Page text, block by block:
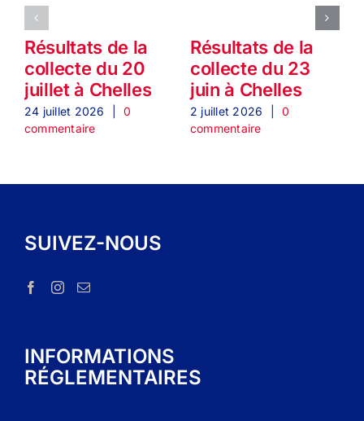
Résultats de la
collecte du 20
juillet à Chelles
24 juillet 2026
0
commentaire
Résultats de la
collecte du 23
juin à Chelles
2 juillet 2026
0
commentaire
SUIVEZ-NOUS
INFORMATIONS
RÉGLEMENTAIRES